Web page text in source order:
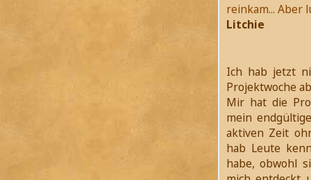
reinkam... Aber
Litchie
Ich hab jetzt
Projektwoche
Mir hat die
mein
aktiven Zeit
hab Leute
habe, obwohl